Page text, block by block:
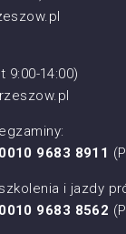
9:00-14:00)
9683 8911
i jazdy
9683 8562